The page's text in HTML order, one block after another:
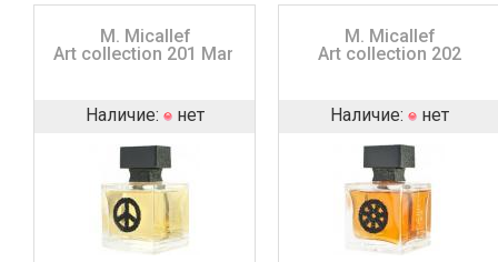
M. Micallef
Art collection 201 Man
Наличие: нет
M. Micallef
Art collection 202
Наличие: нет